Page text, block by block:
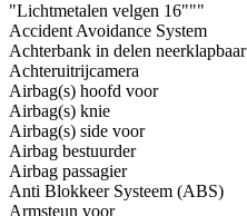
"Lichtmetalen velgen 16"""
Accident Avoidance System
Achterbank in delen neerklapbaar
Achteruitrijcamera
Airbag(s) hoofd voor
Airbag(s) knie
Airbag(s) side voor
Airbag bestuurder
Airbag passagier
Anti Blokkeer Systeem (ABS)
Armsteun voor